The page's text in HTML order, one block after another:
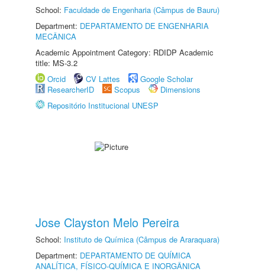
School: Faculdade de Engenharia (Câmpus de Bauru)
Department: DEPARTAMENTO DE ENGENHARIA
MECÂNICA
Academic Appointment Category: RDIDP Academic
title: MS-3.2
Orcid
CV Lattes
Google Scholar
ResearcherID
Scopus
Dimensions
Repositório Institucional UNESP
Jose Clayston Melo Pereira
School: Instituto de Química (Câmpus de Araraquara)
Department: DEPARTAMENTO DE QUÍMICA
ANALÍTICA, FÍSICO-QUÍMICA E INORGÂNICA